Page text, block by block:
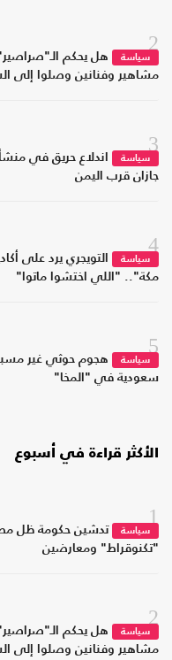
2
سياسة
هل يحكم
مشاهير وفنانين وصلوا إلى
3
سياسة
اندلاع حريق في
جازان قرب اليمن
4
سياسة
التويجري يرد على
مكة".. "اللي اختشوا ماتوا"
5
سياسة
هجوم حوثي غير
سعودية في "المخا"
الأكثر قراءة في أسبوع
1
سياسة
تدشين حكومة ظل
"تكنوقراط" ومعارضين
2
سياسة
هل يحكم
مشاهير وفنانين وصلوا إلى